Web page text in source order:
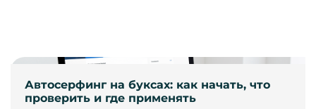
Автосерфинг на буксах: как начать, что
проверить и где применять